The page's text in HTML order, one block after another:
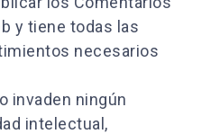
y tiene todas las
necesarios
invaden ningún
intelectual,